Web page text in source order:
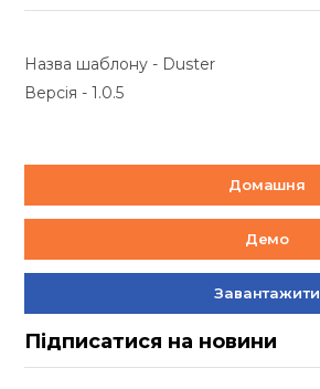
Назва шаблону - Duster
Версія - 1.0.5
Домашня
Демо
Завантажити
Підписатися на новини